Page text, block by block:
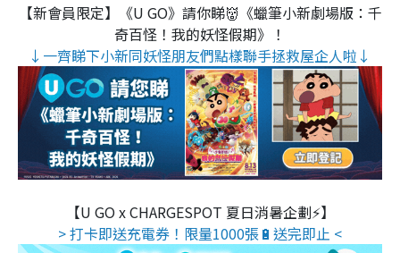
【新會員限定】《U GO》請你睇👹《蠟筆小新劇場版：千
奇百怪！我的妖怪假期》！
↓一齊睇下小新同妖怪朋友們點樣聯手拯救屋企人啦↓
【U GO x CHARGESPOT 夏日消暑企劃⚡】
> 打卡即送充電券！限量1000張🔋送完即止 <